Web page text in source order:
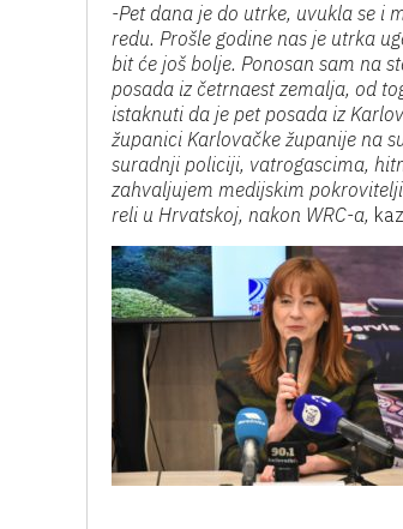
-Pet dana je do utrke, uvukla se i
redu. Prošle godine nas je utrka
bit će još bolje. Ponosan sam na
posada iz četrnaest zemalja, od
istaknuti da je pet posada iz
županici Karlovačke županije na
suradnji policiji, vatrogascima,
zahvaljujem medijskim
reli u Hrvatskoj, nakon WRC-a,